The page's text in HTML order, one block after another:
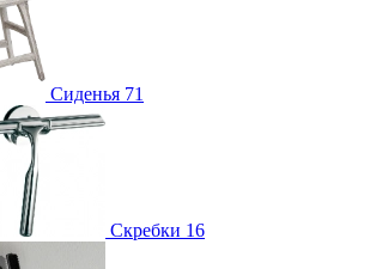
Сиденья 71
Скребки 16